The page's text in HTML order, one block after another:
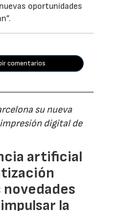
oportunidades
comentarios
su nueva
digital de
artificial
la